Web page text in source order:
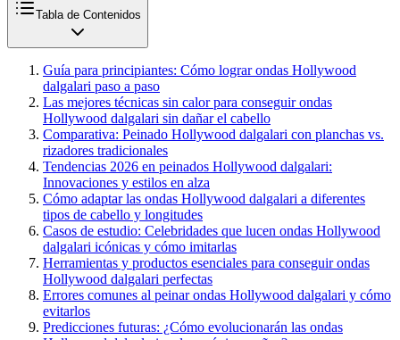
Tabla de Contenidos
Guía para principiantes: Cómo lograr ondas Hollywood
dalgalari paso a paso
Las mejores técnicas sin calor para conseguir ondas
Hollywood dalgalari sin dañar el cabello
Comparativa: Peinado Hollywood dalgalari con planchas vs.
rizadores tradicionales
Tendencias 2026 en peinados Hollywood dalgalari:
Innovaciones y estilos en alza
Cómo adaptar las ondas Hollywood dalgalari a diferentes
tipos de cabello y longitudes
Casos de estudio: Celebridades que lucen ondas Hollywood
dalgalari icónicas y cómo imitarlas
Herramientas y productos esenciales para conseguir ondas
Hollywood dalgalari perfectas
Errores comunes al peinar ondas Hollywood dalgalari y cómo
evitarlos
Predicciones futuras: ¿Cómo evolucionarán las ondas